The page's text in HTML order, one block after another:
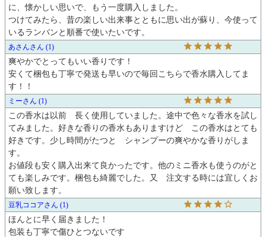
に、懐かしい思いで、もう一度購入しました。
つけてみたら、昔の楽しい出来事とともに思い出が蘇り、今使って
いるランバンと順番で使いたいです。
あさん 1
爽やかでとってもいい香りです！
安くて梱包も丁寧で発送も早いので毎回こちらで香水購入してま
す！！
ミー 1
この香水は以前　長く使用していました。途中で色々な香水を試し
てみました。好きな香りの香水もありますけど　この香水はとても
好きです。少し時間がたつと　シャンプーの爽やかな香りがしま
す。
お値段も安く購入出来て良かったです。他のミニ香水も使うのがと
ても楽しみです。梱包も綺麗でした。又　注文する時には宜しくお
願い致します。
豆乳ココア 1
ほんとに早く届きました！
包装も丁寧で傷ひとつないです